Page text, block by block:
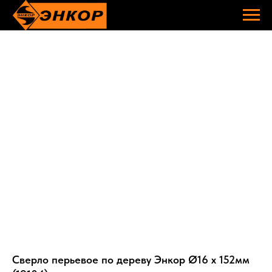
Сверло перьевое по дереву Энкор Ø16 х 152мм